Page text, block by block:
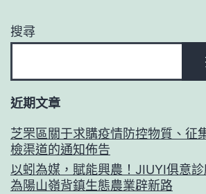
搜尋
近期文章
芝罘區關于求購疫情防控物質、征
檢渠道的通知佈告
以蚓為媒，賦能興農！JIUYI俱意
為陽山嶺背鎮生態農業辟新路